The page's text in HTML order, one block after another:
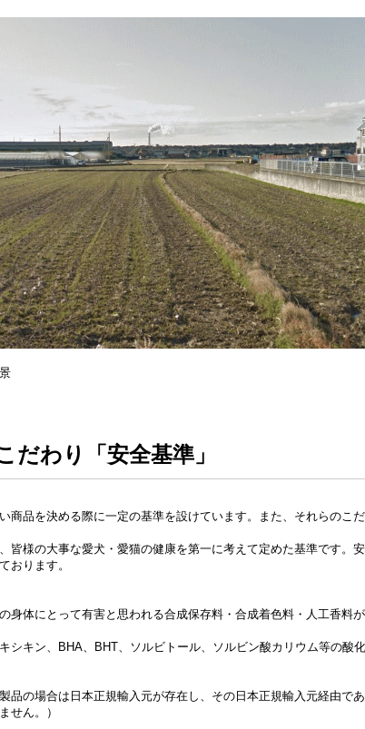
だわり「安全基準」
商品を決める際に一定の基準を設けています。また、それらのこ
皆様の大事な愛犬・愛猫の健康を第一に考えて定めた基準です。
おります。
身体にとって有害と思われる合成保存料・合成着色料・人工香料
シキン、BHA、BHT、ソルビトール、ソルビン酸カリウム等の酸
品の場合は日本正規輸入元が存在し、その日本正規輸入元経由で
せん。）